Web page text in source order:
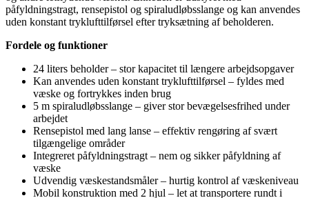
påfyldningstragt, rensepistol og spiraludløbsslange og kan anvendes
uden konstant tryklufttilførsel efter tryksætning af beholderen.
Fordele og funktioner
24 liters beholder – stor kapacitet til længere arbejdsopgaver
Kan anvendes uden konstant tryklufttilførsel – fyldes med
væske og fortrykkes inden brug
5 m spiraludløbsslange – giver stor bevægelsesfrihed under
arbejdet
Rensepistol med lang lanse – effektiv rengøring af svært
tilgængelige områder
Integreret påfyldningstragt – nem og sikker påfyldning af
væske
Udvendig væskestandsmåler – hurtig kontrol af væskeniveau
Mobil konstruktion med 2 hjul – let at transportere rundt i